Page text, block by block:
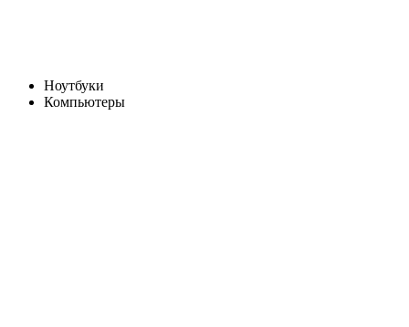
Ноутбуки
Компьютеры